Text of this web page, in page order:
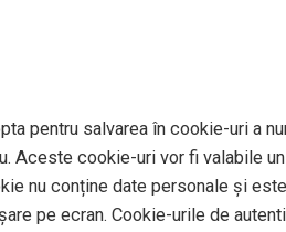
pentru salvarea în cookie-uri a
Aceste cookie-uri vor fi valabile
nu conține date personale și
pe ecran. Cookie-urile de